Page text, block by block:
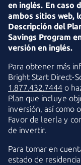
en inglés. En caso
ambos sitios web,
Descripción del
Savings Program
versión en inglés.
Para obtener más
Bright Start Direct-
1.877.432.7444 o
Plan que incluye
inversión, así como
Favor de leerla y
de invertir.
Para tomar en
estado de